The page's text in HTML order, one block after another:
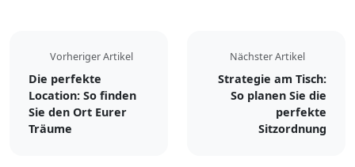
Vorheriger Artikel
Die perfekte
Location: So finden
Sie den Ort Eurer
Träume
Nächster Artikel
Strategie am Tisch:
So planen Sie die
perfekte
Sitzordnung